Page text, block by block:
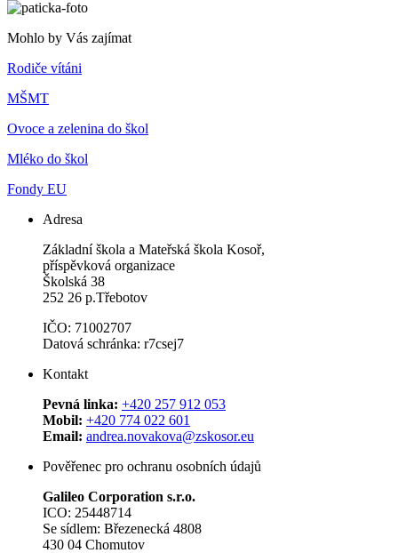
Mohlo by Vás zajímat
Rodiče vítáni
MŠMT
Ovoce a zelenina do škol
Mléko do škol
Fondy EU
Adresa
Základní škola a Mateřská škola Kosoř,
příspěvková organizace
Školská 38
252 26 p.Třebotov
IČO: 71002707
Datová schránka: r7csej7
Kontakt
Pevná linka: +420 257 912 053
Mobil: +420 774 022 601
Email: andrea.novakova@zskosor.eu
Pověřenec pro ochranu osobních údajů
Galileo Corporation s.r.o.
ICO: 25448714
Se sídlem: Březenecká 4808
430 04 Chomutov